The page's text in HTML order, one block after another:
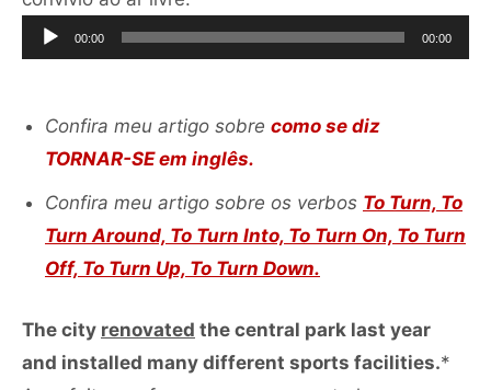
de
áudio
00:00 00:00
Confira meu artigo sobre como se diz
TORNAR-SE em inglês.
Confira meu artigo sobre os verbos To Turn, To
Turn Around, To Turn Into, To Turn On, To Turn
Off, To Turn Up, To Turn Down.
The city renovated the central park last year
and installed many different sports facilities.*